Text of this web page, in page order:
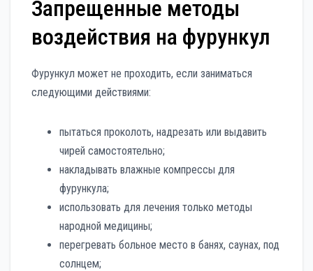
Запрещенные методы
воздействия на фурункул
Фурункул может не проходить, если заниматься
следующими действиями:
пытаться проколоть, надрезать или выдавить
чирей самостоятельно;
накладывать влажные компрессы для
фурункула;
использовать для лечения только методы
народной медицины;
перегревать больное место в банях, саунах, под
солнцем;